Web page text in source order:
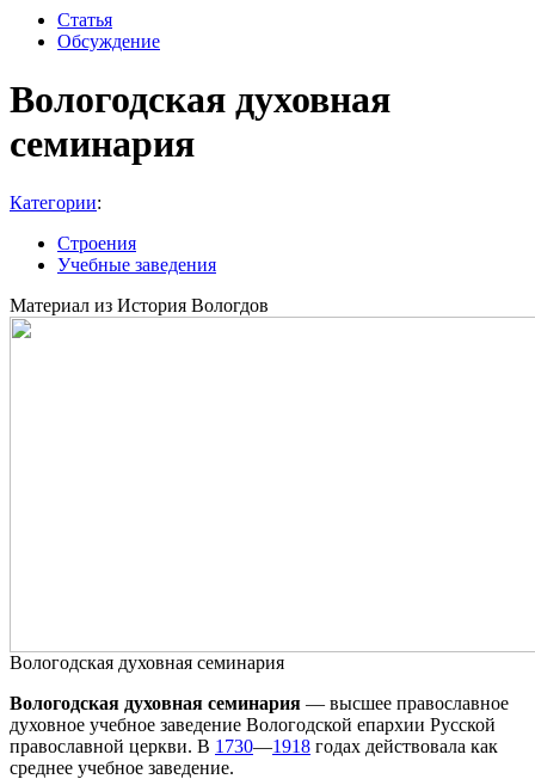
Статья
Обсуждение
Вологодская духовная
семинария
Категории:
Строения
Учебные заведения
Материал из История Вологдов
Вологодская духовная семинария
Вологодская духовная семинария — высшее православное
духовное учебное заведение Вологодской епархии Русской
православной церкви. В 1730—1918 годах действовала как
среднее учебное заведение.